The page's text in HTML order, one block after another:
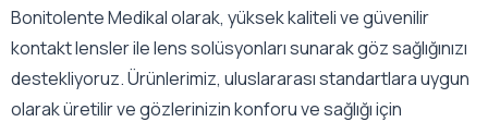
Bonitolente Medikal olarak, yüksek kaliteli ve güvenilir
kontakt lensler ile lens solüsyonları sunarak göz sağlığınızı
destekliyoruz. Ürünlerimiz, uluslararası standartlara uygun
olarak üretilir ve gözlerinizin konforu ve sağlığı için